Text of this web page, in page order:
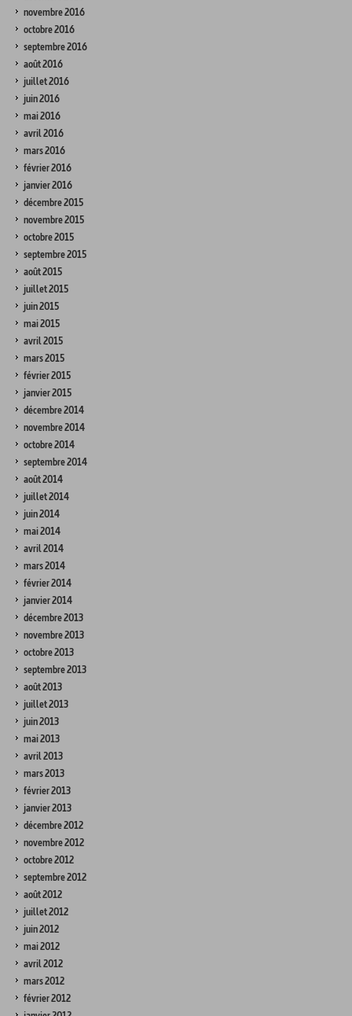
novembre 2016
octobre 2016
septembre 2016
août 2016
juillet 2016
juin 2016
mai 2016
avril 2016
mars 2016
février 2016
janvier 2016
décembre 2015
novembre 2015
octobre 2015
septembre 2015
août 2015
juillet 2015
juin 2015
mai 2015
avril 2015
mars 2015
février 2015
janvier 2015
décembre 2014
novembre 2014
octobre 2014
septembre 2014
août 2014
juillet 2014
juin 2014
mai 2014
avril 2014
mars 2014
février 2014
janvier 2014
décembre 2013
novembre 2013
octobre 2013
septembre 2013
août 2013
juillet 2013
juin 2013
mai 2013
avril 2013
mars 2013
février 2013
janvier 2013
décembre 2012
novembre 2012
octobre 2012
septembre 2012
août 2012
juillet 2012
juin 2012
mai 2012
avril 2012
mars 2012
février 2012